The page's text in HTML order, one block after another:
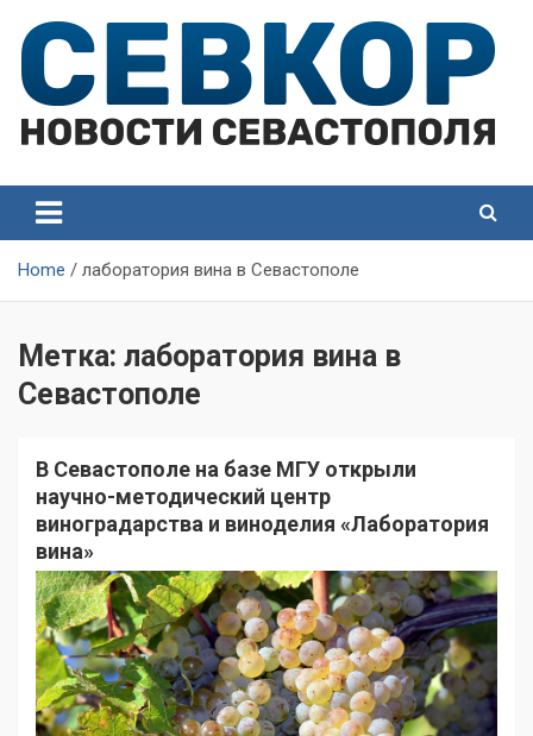
content
Севастополя
Севастополя
Home лаборатория вина в Севастополе
Метка: лаборатория вина в
Севастополе
В Севастополе на базе МГУ открыли
научно-методический центр
виноградарства и виноделия «Лаборатория
вина»